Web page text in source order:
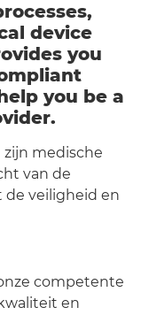
device
you
you be a
medische
van de
de veiligheid en
competente
en